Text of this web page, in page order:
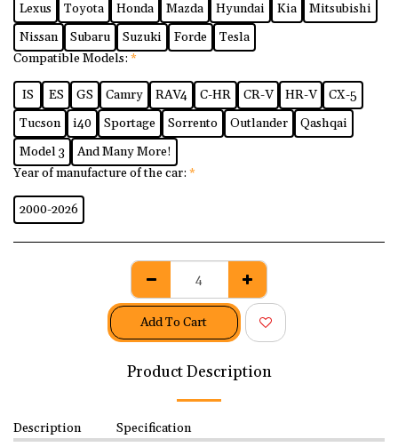
Lexus Toyota Honda Mazda Hyundai Kia
Mitsubishi
Nissan
Subaru Suzuki Forde
Tesla
Compatible Models: *
IS ES GS Camry RAV4 C-HR CR-V HR-V
CX-5
Tucson
i40 Sportage Sorrento Outlander
Qashqai
Model 3
And Many More!
Year of manufacture of the car: *
2000-2026
Add To Cart
Product Description
Description Specification